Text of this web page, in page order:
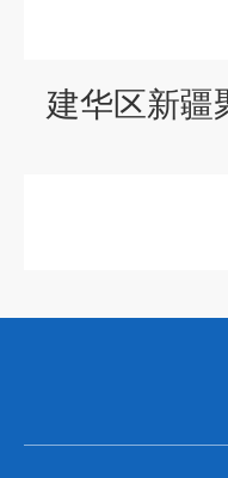
建华区新疆